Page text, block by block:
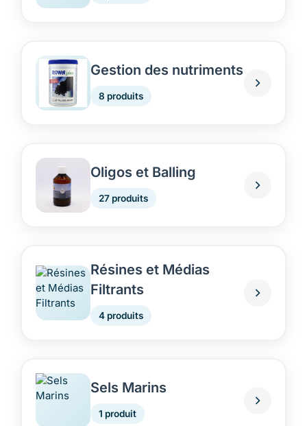
Gestion des nutriments
8 produits
Oligos et Balling
27 produits
Résines et Médias
Filtrants
4 produits
Sels Marins
1 produit